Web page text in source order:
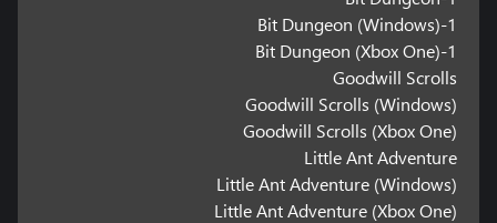
1-Bit Dungeon (Windows)
1-Bit Dungeon (Xbox One)
Goodwill Scrolls
Goodwill Scrolls (Windows)
Goodwill Scrolls (Xbox One)
Little Ant Adventure
Little Ant Adventure (Windows)
Little Ant Adventure (Xbox One)